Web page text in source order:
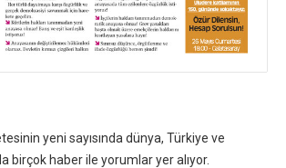
yeni sayısında dünya, Türkiye ve
birçok haber ile yorumlar yer alıyor.